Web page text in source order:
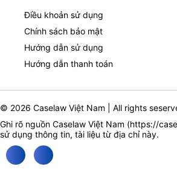
Điều khoản sử dụng
Chính sách bảo mật
Hướng dẫn sử dụng
Hướng dẫn thanh toán
© 2026 Caselaw Việt Nam | All rights
Ghi rõ nguồn Caselaw Việt Nam (https://
sử dụng thông tin, tài liệu từ địa chỉ này.